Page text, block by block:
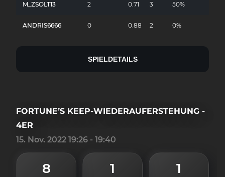
M_ZSOLT13 2 0.71 3 50%
ANDRIS6666 0 0.88 2 0%
SPIELDETAILS
8 1 1
FORTUNE’S KEEP-WIEDERAUFERSTEHUNG -
4ER
15. Nov. 2022 19:26 - 19:40